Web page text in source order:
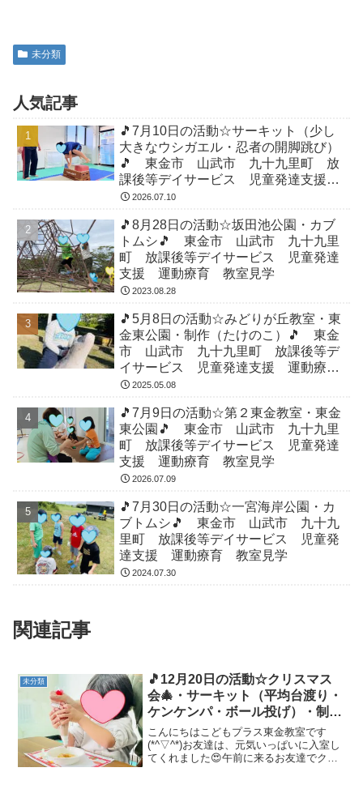
未分類
人気記事
🎵7月10日の活動☆サーキット（少し
大きなウシガエル・忍者の開脚跳び）
🎵 東金市 山武市 九十九里町 放
課後等デイサービス 児童発達支援
運動療育 教室見学
2026.07.10
🎵8月28日の活動☆坂田池公園・カブ
トムシ🎵 東金市 山武市 九十九里
町 放課後等デイサービス 児童発達
支援 運動療育 教室見学
2023.08.28
🎵5月8日の活動☆みどりが丘教室・東
金東公園・制作（たけのこ）🎵 東金
市 山武市 九十九里町 放課後等デ
イサービス 児童発達支援 運動療
育 教室見学
2025.05.08
🎵7月9日の活動☆第２東金教室・東金
東公園🎵 東金市 山武市 九十九里
町 放課後等デイサービス 児童発達
支援 運動療育 教室見学
2026.07.09
🎵7月30日の活動☆一宮海岸公園・カ
ブトムシ🎵 東金市 山武市 九十九
里町 放課後等デイサービス 児童発
達支援 運動療育 教室見学
2024.07.30
関連記事
未分類
🎵12月20日の活動☆クリスマス
会🎄・サーキット（平均台渡り・
ケンケンパ・ボール投げ）・制作
（年賀状）🎵 東金市 山武市
九十九里町 放課後等デイサービ
ス 児童発達支援 運動療育 教
こんにちはこどもプラス東金教室です
(*^▽^*)お友達は、元気いっぱいに入室し
てくれました😍午前に来るお友達でクリ